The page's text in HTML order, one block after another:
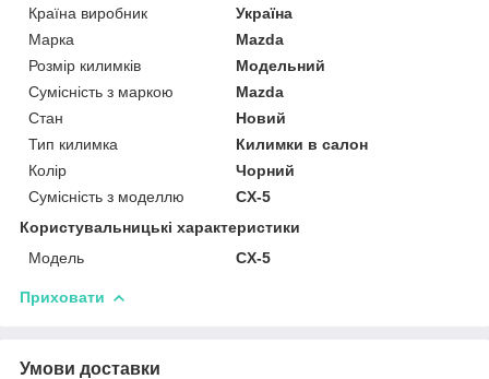
Країна виробник
Україна
Марка
Mazda
Розмір килимків
Модельний
Сумісність з маркою
Mazda
Стан
Новий
Тип килимка
Килимки в салон
Колір
Чорний
Сумісність з моделлю
CX-5
Користувальницькі характеристики
Мoдель
CX-5
Приховати
Умови доставки